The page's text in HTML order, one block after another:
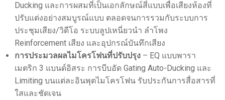
Ducking และการผสมที่เป็นเอกลักษณ์สี่แบบเพื่อเสียงห้องที่
ปรับแต่งอย่างสมบูรณ์แบบ ตลอดจนการรวมกับระบบการ
ประชุมเสียง/วิดีโอ ระบบลูปเหนี่ยวนำ ลำโพง
Reinforcement เสียง และอุปกรณ์บันทึกเสียง
การประมวลผลไมโครโฟนที่ปรับปรุง – EQ แบบพารา
เมตริก 3 แบนด์อิสระ การบีบอัด Gating Auto-Ducking และ
Limiting บนแต่ละอินพุตไมโครโฟน รับประกันการสื่อสารที่
ใสและชัดเจน